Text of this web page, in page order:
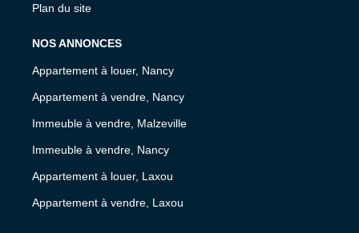
Plan du site
NOS ANNONCES
Appartement à louer, Nancy
Appartement à vendre, Nancy
Immeuble à vendre, Malzeville
Immeuble à vendre, Nancy
Appartement à louer, Laxou
Appartement à vendre, Laxou